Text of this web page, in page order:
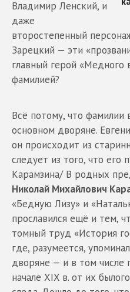
Владимир Ленский, и
даже
второстепенный
Зарецкий — эти
главный герой «Медного
фамилией?
Всё потому, что фамилии
основном дворяне.
он происходит из
следует из того, что его
Карамзина/ В родных
Николай Михайлович
«Бедную Лизу» и
прославился ещё и тем,
томный труд «История
где, разумеется,
дворяне — и в том числе
начале XIX в. от их